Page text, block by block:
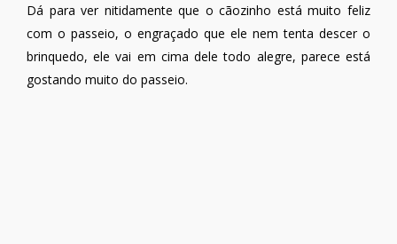
Dá para ver nitidamente que o cãozinho está muito feliz
com o passeio, o engraçado que ele nem tenta descer o
brinquedo, ele vai em cima dele todo alegre, parece está
gostando muito do passeio.